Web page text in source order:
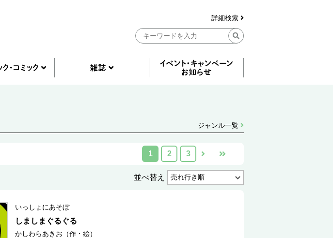
詳細検索
ジャンル一覧
1 2 3
並べ替え
いっしょにあそぼ
しましまぐるぐる
かしわらあきお（作・絵）